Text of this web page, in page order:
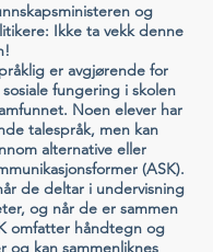
og
Ikke ta vekk denne
er avgjørende for
fungering i skolen
Noen elever har
talespråk, men kan
alternative eller
(ASK).
de deltar i undervisning
og når de er sammen
omfatter håndtegn og
og kan sammenliknes